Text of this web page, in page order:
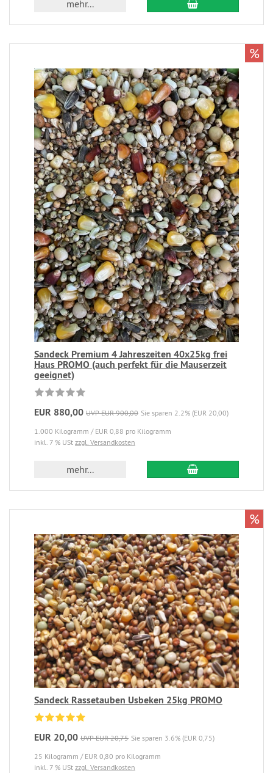
mehr...
Sandeck Premium 4 Jahreszeiten 40x25kg frei
Haus PROMO (auch perfekt für die Mauserzeit
geeignet)
EUR 880,00 UVP EUR 900,00 Sie sparen 2.2% (EUR 20,00)
1.000 Kilogramm / EUR 0,88 pro Kilogramm
inkl. 7 % USt zzgl. Versandkosten
mehr...
%
Sandeck Rassetauben Usbeken 25kg PROMO
EUR 20,00 UVP EUR 20,75 Sie sparen 3.6% (EUR 0,75)
25 Kilogramm / EUR 0,80 pro Kilogramm
inkl. 7 % USt zzgl. Versandkosten
%